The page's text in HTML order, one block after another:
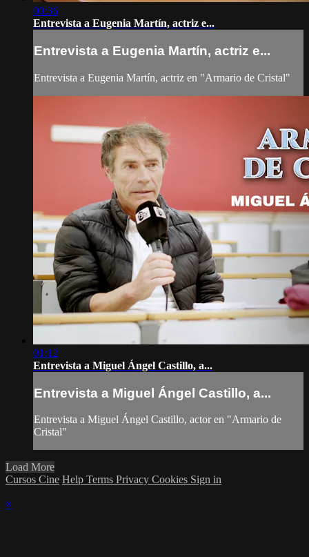
00:36
Entrevista a Eugenia Martín, actriz e...
Entrevista a Eugenia Martín, actriz e...
Entrevista a Eugenia Martín, actriz en "Armario de Cristal"
01:12
Entrevista a Miguel Ángel Castillo, a...
Entrevista a Miguel Ángel Castillo, a...
Entrevista a Miguel Ángel Castillo, actor en "Armario de
Cristal"
Load More
Cursos Cine Help Terms Privacy Cookies Sign in
×